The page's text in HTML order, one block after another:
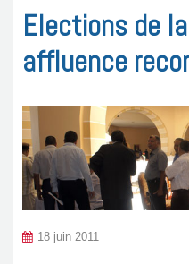
Elections de
affluence
18 juin 2011